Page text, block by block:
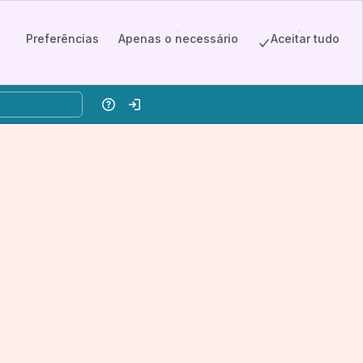
Preferências Apenas o necessário Aceitar tudo
AjudaEntrar